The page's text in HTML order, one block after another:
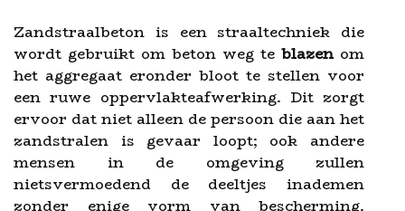
Zandstraalbeton is een straaltechniek die
wordt gebruikt om beton weg te blazenom
het aggregaat eronder bloot te stellen voor
een ruwe oppervlakteafwerking. Dit zorgt
ervoor dat niet alleen de persoon die aan het
zandstralen is gevaar loopt; ook andere
mensen in de omgeving zullen
nietsvermoedend de deeltjes inademen
zonder enige vorm van bescherming.